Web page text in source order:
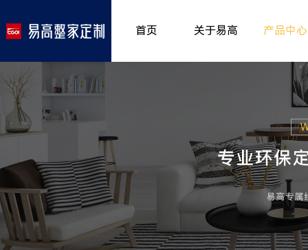
首页 关于易高
>
专卖形象 >
产品中心
室内非
儿童房
厨房空
餐厅空
客厅空
卧室空
木门系